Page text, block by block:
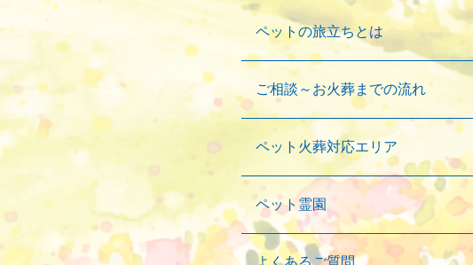
ペットの旅立ちとは
ご相談～お火葬までの流れ
ペット火葬対応エリア
ペット霊園
よくあるご質問